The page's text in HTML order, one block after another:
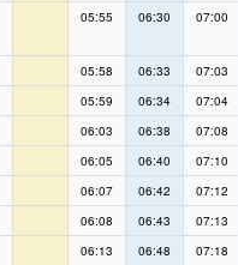
05:55 06:30 07:00
05:58 06:33 07:03
05:59 06:34 07:04
06:03 06:38 07:08
06:05 06:40 07:10
06:07 06:42 07:12
06:08 06:43 07:13
06:13 06:48 07:18